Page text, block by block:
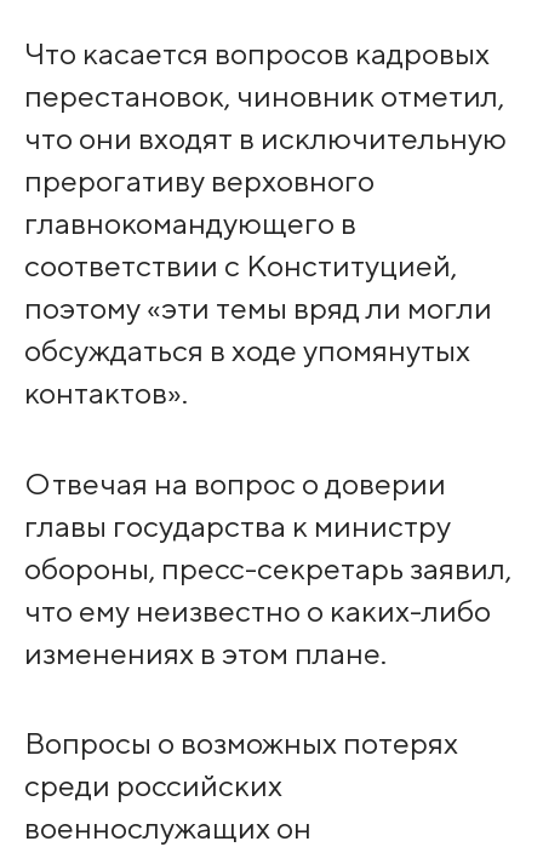
Что касается вопросов кадровых
перестановок, чиновник отметил,
что они входят в исключительную
прерогативу верховного
главнокомандующего в
соответствии с Конституцией,
поэтому «эти темы вряд ли могли
обсуждаться в ходе упомянутых
контактов».
Отвечая на вопрос о доверии
главы государства к министру
обороны, пресс-секретарь заявил,
что ему неизвестно о каких-либо
изменениях в этом плане.
Вопросы о возможных потерях
среди российских
военнослужащих он